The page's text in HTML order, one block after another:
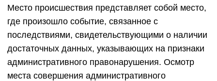
Место происшествия представляет собой место,
где произошло событие, связанное с
последствиями, свидетельствующими о наличии
достаточных данных, указывающих на признаки
административного правонарушения. Осмотр
места совершения административного